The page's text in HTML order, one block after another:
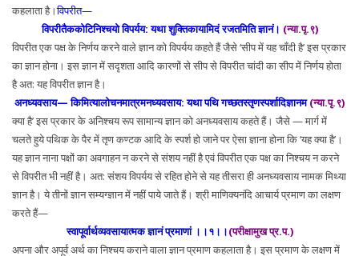
कहलाता है।विपरीत—
विपरीतैककोटिनिश्चयो विपर्यय: यथा शुक्तिकायामिदं रजतमिति ज्ञानं। (न्या.पृ.९)
विपरीत एक पक्ष के निर्णय करने वाले ज्ञान को विपर्यय कहते हैं जैसे ‘सीप में यह चाँदी है’ इस प्रकार
का ज्ञान होना। इस ज्ञान में सदृशता आदि कारणों से सीप से विपरीत चांदी का सीप में निर्णय होता
है अत: यह विपरीत ज्ञान है।
अनध्यवसाय— किमित्यालोचनमात्रमनध्यवसाय: यथा पथि गच्छतस्तृणस्पर्शादिज्ञानम(न्या.पृ.९)
क्या है’ इस प्रकार के अनिश्चय रूप सामान्य ज्ञान को अनध्यवसाय कहते हैं। जैसे — मार्ग में
चलते हुये पथिक के पैर में तृण कण्टक आदि के स्पर्श हो जाने पर ऐसा ज्ञाना होना कि ‘यह क्या है’।
यह ज्ञान नाना पक्षों का अवगाहन न करने से संशय नहीं है एवं विपरीत एक पक्ष का निश्चय न करने
से विपरीत भी नहीं है। अत: संशय विपर्यय से रहित होने से यह तीसरा ही अनध्यवसाय नामक मिथ्या
ज्ञान है। ये तीनों ज्ञान सम्यग्ज्ञान में नहीं पाये जाते हैं। श्री माणिक्यनंदि आचार्य प्रमाण का लक्षण
करते हैं—
स्वापूर्वार्थव्यवसायात्मक ज्ञानं प्रमाणां ।।१।।(परीक्षामुख प्र.प.)
अपना और अपूर्व अर्थ का निश्चय कराने वाला ज्ञान प्रमाण कहलाता है। इस प्रमाण के लक्षण में